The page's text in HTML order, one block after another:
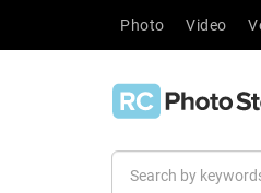
Photo Video